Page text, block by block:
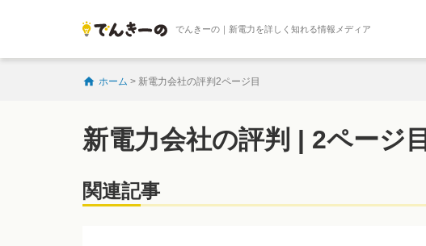
でんきーの｜新電力を詳しく知れる情報メディア
ホーム > 新電力会社の評判2ページ目
新電力会社の評判 | 2ページ目
関連記事